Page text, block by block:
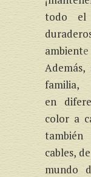
todo el
ambiente
en
color a
también
cables,
mundo